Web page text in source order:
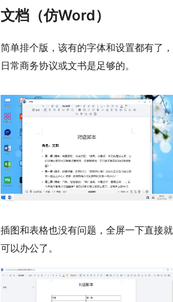
文档（仿Word）
简单排个版，该有的字体和设置都有了，
日常商务协议或文书是足够的。
插图和表格也没有问题，全屏一下直接就
可以办公了。